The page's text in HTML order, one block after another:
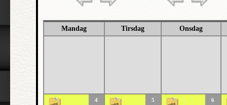
Mandag Tirsdag Onsdag
4 5 6